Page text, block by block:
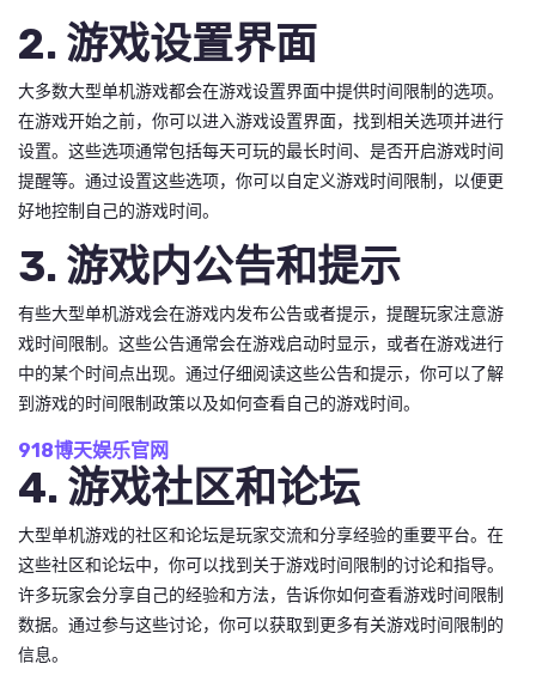
2. 游戏设置界面
大多数大型单机游戏都会在游戏设置界面中提供时间限制的选项。
在游戏开始之前，你可以进入游戏设置界面，找到相关选项并进行
设置。这些选项通常包括每天可玩的最长时间、是否开启游戏时间
提醒等。通过设置这些选项，你可以自定义游戏时间限制，以便更
好地控制自己的游戏时间。
3. 游戏内公告和提示
有些大型单机游戏会在游戏内发布公告或者提示，提醒玩家注意游
戏时间限制。这些公告通常会在游戏启动时显示，或者在游戏进行
中的某个时间点出现。通过仔细阅读这些公告和提示，你可以了解
到游戏的时间限制政策以及如何查看自己的游戏时间。
918博天娱乐官网
4. 游戏社区和论坛
大型单机游戏的社区和论坛是玩家交流和分享经验的重要平台。在
这些社区和论坛中，你可以找到关于游戏时间限制的讨论和指导。
许多玩家会分享自己的经验和方法，告诉你如何查看游戏时间限制
数据。通过参与这些讨论，你可以获取到更多有关游戏时间限制的
信息。